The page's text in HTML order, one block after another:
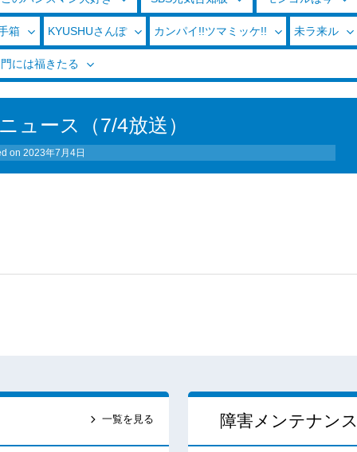
箱 KYUSHUさんぽ カンパイ!!ツマミッケ!! 未ラ来ル
には福きたる
ュース（7/4放送）
on 2023年7月4日
一覧を見る 障害メンテナン